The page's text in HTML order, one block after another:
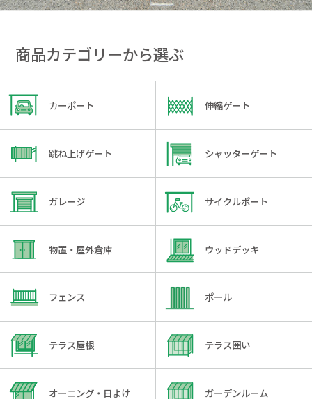
商品カテゴリーから選ぶ
カーポート 伸縮ゲート
跳ね上げゲート シャッターゲート
ガレージ サイクルポート
物置・屋外倉庫 ウッドデッキ
フェンス ポール
テラス屋根 テラス囲い
オーニング・日よけ ガーデンルーム